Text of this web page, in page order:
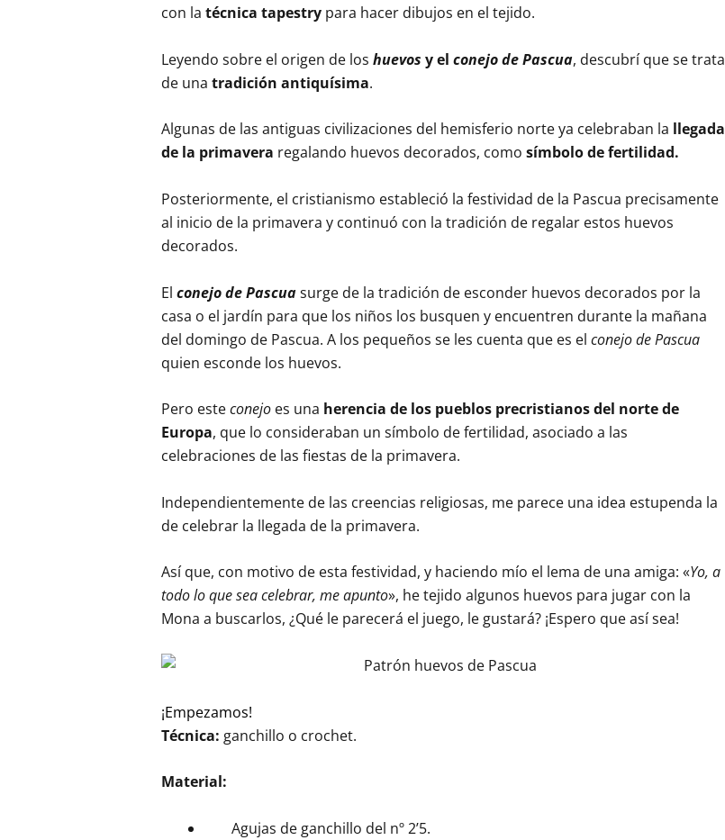
con la técnica tapestrypara hacer dibujos en el tejido.
Leyendo sobre el origen de los huevos y el conejo de Pascua, descubrí que se trata
de una tradición antiquísima.
Algunas de las antiguas civilizaciones del hemisferio norte ya celebraban la llegada
de la primavera regalando huevos decorados, como símbolo de fertilidad.
Posteriormente, el cristianismo estableció la festividad de la Pascua precisamente
al inicio de la primavera y continuó con la tradición de regalar estos huevos
decorados.
El conejo de Pascuasurge de la tradición de esconder huevos decorados por la
casa o el jardín para que los niños los busquen y encuentren durante la mañana
del domingo de Pascua. A los pequeños se les cuenta que es el conejo de Pascua
quien esconde los huevos.
Pero esteconejoes una herencia de los pueblos precristianos del norte de
Europa, que lo consideraban un símbolo de fertilidad, asociado a las
celebraciones de las fiestas de la primavera.
Independientemente de las creencias religiosas, me parece una idea estupenda la
de celebrar la llegada de la primavera.
Así que, con motivo de esta festividad, y haciendo mío el lema de una amiga: «Yo, a
todo lo que sea celebrar, me apunto», he tejido algunos huevos para jugar con la
Mona a buscarlos, ¿Qué le parecerá el juego, le gustará? ¡Espero que así sea!
¡Empezamos!
Técnica: ganchillo o crochet.
Material:
Agujas de ganchillo del nº 2’5.